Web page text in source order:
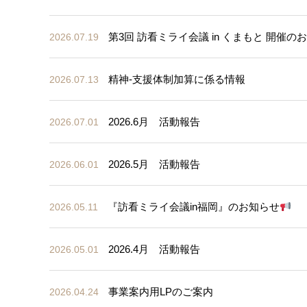
2026.07.19 第3回 訪看ミライ会議 in くまもと 開催の
2026.07.13 精神-支援体制加算に係る情報
2026.07.01 2026.6月 活動報告
2026.06.01 2026.5月 活動報告
2026.05.11 『訪看ミライ会議in福岡』のお知らせ
2026.05.01 2026.4月 活動報告
2026.04.24 事業案内用LPのご案内